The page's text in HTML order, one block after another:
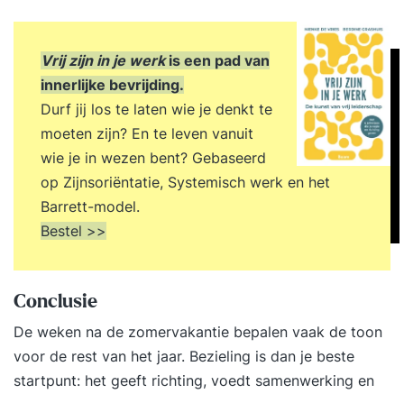
Vrij zijn in je werkis een pad van
innerlijke bevrijding.
Durf jij los te laten wie je denkt te
moeten zijn? En te leven vanuit
wie je in wezen bent? Gebaseerd
op Zijnsoriëntatie, Systemisch werk en het
Barrett-model.
Bestel >>
Conclusie
De weken na de zomervakantie bepalen vaak de toon
voor de rest van het jaar. Bezieling is dan je beste
startpunt: het geeft richting, voedt samenwerking en